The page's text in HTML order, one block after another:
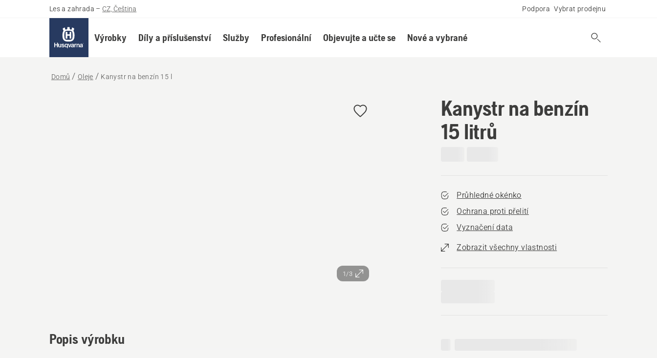
Les a zahrada – CZ, Čeština Podpora Vybrat prodejnu
Výrobky Díly a příslušenství Služby Profesionální Objevujte a učte se Nové a vybrané
Domů Oleje Kanystr na benzín 15 l
1/3
Kanystr na benzín
15 litrů
Průhledné okénko
Ochrana proti přelití
Vyznačení data
Zobrazit všechny vlastnosti
Popis výrobku